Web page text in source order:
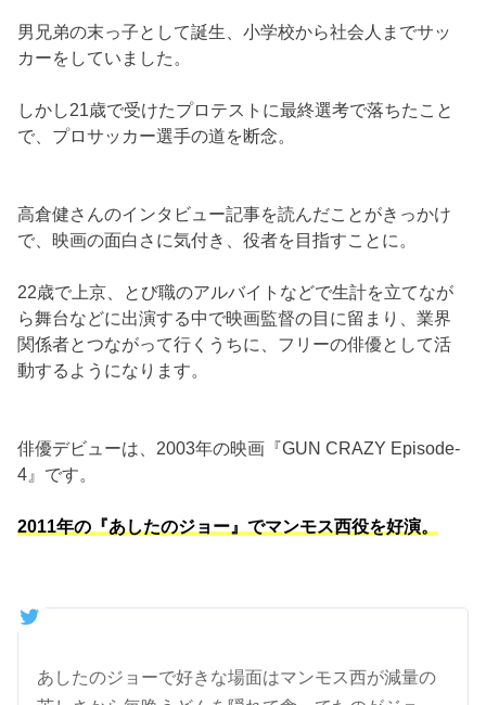
男兄弟の末っ子として誕生、小学校から社会人までサッ
カーをしていました。
しかし21歳で受けたプロテストに最終選考で落ちたこと
で、プロサッカー選手の道を断念。
高倉健さんのインタビュー記事を読んだことがきっかけ
で、映画の面白さに気付き、役者を目指すことに。
22歳で上京、とび職のアルバイトなどで生計を立てなが
ら舞台などに出演する中で映画監督の目に留まり、業界
関係者とつながって行くうちに、フリーの俳優として活
動するようになります。
俳優デビューは、2003年の映画『GUN CRAZY Episode-
4』です。
2011年の『あしたのジョー』でマンモス西役を好演。
あしたのジョーで好きな場面はマンモス西が減量の